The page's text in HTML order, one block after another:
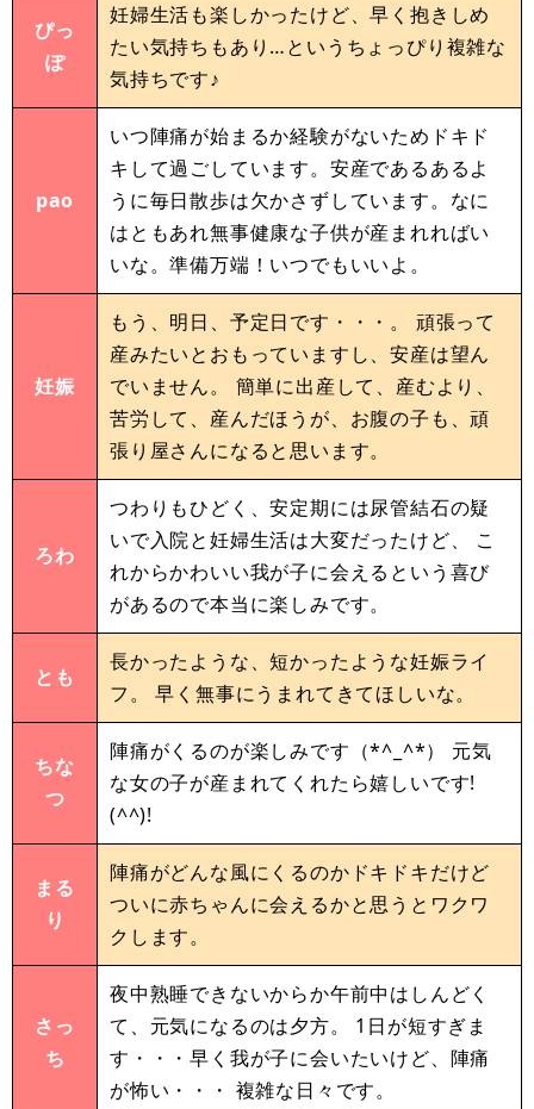
ぴっ
ぽ
妊婦生活も楽しかったけど、早く抱きしめ
たい気持ちもあり…というちょっぴり複雑な
気持ちです♪
pao
いつ陣痛が始まるか経験がないためドキド
キして過ごしています。安産であるあるよ
うに毎日散歩は欠かさずしています。なに
はともあれ無事健康な子供が産まれればい
いな。準備万端！いつでもいいよ。
妊娠
もう、明日、予定日です・・・。 頑張って
産みたいとおもっていますし、安産は望ん
でいません。 簡単に出産して、産むより、
苦労して、産んだほうが、お腹の子も、頑
張り屋さんになると思います。
ろわ
つわりもひどく、安定期には尿管結石の疑
いで入院と妊婦生活は大変だったけど、 こ
れからかわいい我が子に会えるという喜び
があるので本当に楽しみです。
とも
長かったような、短かったような妊娠ライ
フ。 早く無事にうまれてきてほしいな。
ちな
つ
陣痛がくるのが楽しみです（*^_^*） 元気
な女の子が産まれてくれたら嬉しいです!
(^^)!
まる
り
陣痛がどんな風にくるのかドキドキだけど
ついに赤ちゃんに会えるかと思うとワクワ
クします。
さっ
ち
夜中熟睡できないからか午前中はしんどく
て、元気になるのは夕方。 1日が短すぎま
す・・・早く我が子に会いたいけど、陣痛
が怖い・・・ 複雑な日々です。